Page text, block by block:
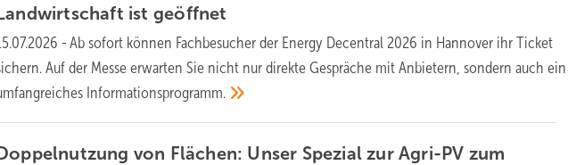
Landwirtschaft ist geöffnet
- Ab sofort können Fachbesucher der Energy Decentral 2026 in Hannover ihr Ticket
Auf der Messe erwarten Sie nicht nur direkte Gespräche mit Anbietern, sondern auch ein
Informationsprogramm.
Doppelnutzung von Flächen: Unser Spezial zur Agri-PV zum